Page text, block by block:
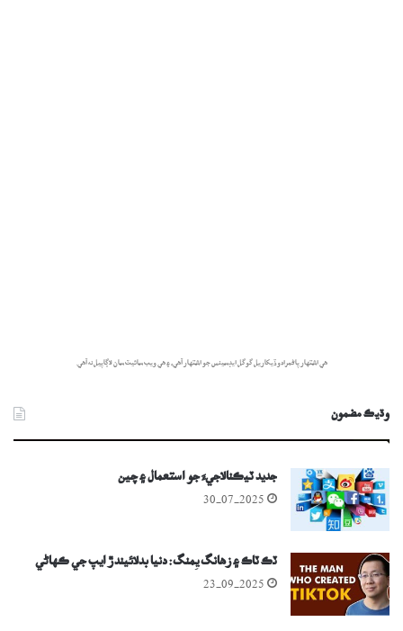
هي اشتهار پاڻمرادو ڏيکاريل گوگل ايڊسينس جو اشتهار آهي، ۽ هي ويب سائيٽ سان لاڳاپيل نه آهي.
وڌيڪ مضمون
جديد ٽيڪنالاجيءَ جو استعمال ۽ چين
30-07-2025
ٽڪ ٽاڪ ۽ زهانگ يِمنگ: دنيا بدلائيندڙ ايپ جي ڪهاڻي
23-09-2025